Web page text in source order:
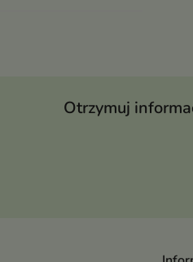
Otrzymuj